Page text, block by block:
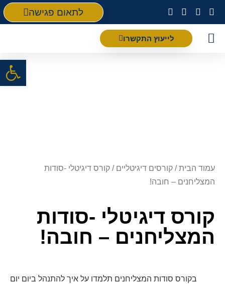
לתאום פגישה
לייעוץ התקשרו
עמוד הבית/ קורסים דיגיטליים / קורס דיגיטלי -סודות
המצליחנים – חובה!
קורס דיגיטלי -סודות
המצליחנים – חובה!
בקורס סודות המצליחנים תלמדו על איך להתנהל ביום יום
פתח